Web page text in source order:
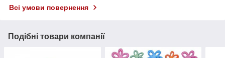
Всі умови повернення
Подібні товари компанії